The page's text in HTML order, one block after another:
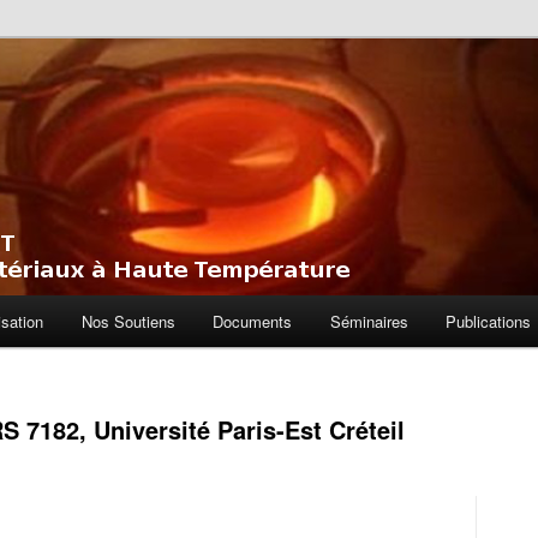
– Thermodynamique des
Température
Nos Soutiens Documents Séminaires Publications
7182, Université Paris-Est Créteil